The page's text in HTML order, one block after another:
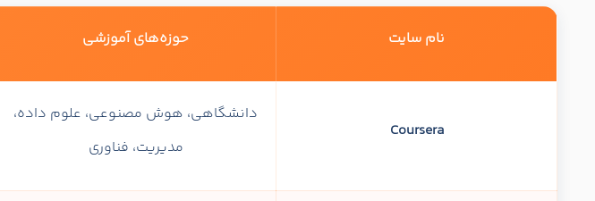
نام سایت حوزه‌های آموزشی
Coursera
دانشگاهی، هوش مصنوعی، علوم داده،
مدیریت، فناوری